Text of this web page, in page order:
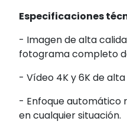
Especificaciones
- Imagen de alta
fotograma completo
- Vídeo 4K y 6K de
- Enfoque automático
en cualquier situación.